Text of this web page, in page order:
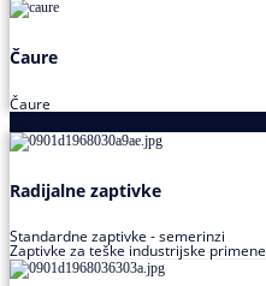
Čaure
Čaure
Radijalne zaptivke
Standardne zaptivke - semerinzi
Zaptivke za teške industrijske primene